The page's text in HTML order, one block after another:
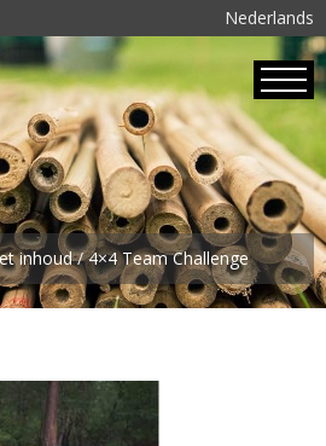
Nederlands
inhoud/4×4 Team Challenge